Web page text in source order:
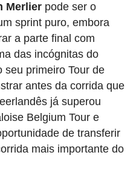
Merlier pode ser o
sprint puro, embora
a parte final com
das incógnitas do
seu primeiro Tour de
antes da corrida que
já superou
Belgium Tour e
de transferir
mais importante do